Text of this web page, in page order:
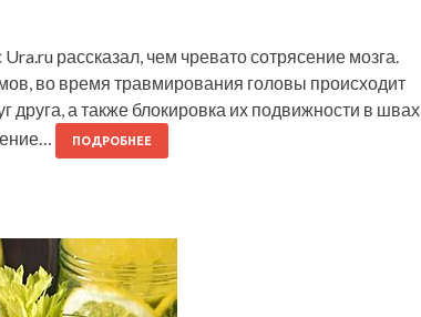
рассказал, чем чревато сотрясение мозга.
во время травмирования головы происходит
друга, а также блокировка их подвижности в швах
ПОДРОБНЕЕ